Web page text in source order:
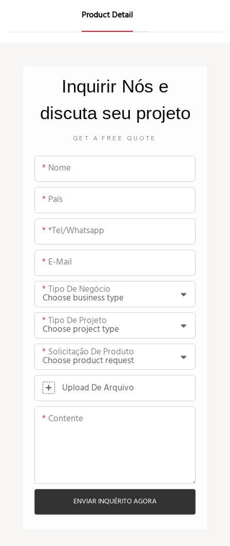
Product Detail
Inquirir Nós e
discuta seu projeto
GET A FREE QUOTE
Nome
País
*tel/whatsapp
E-Mail
Tipo De Negócio
Tipo De Projeto
Solicitação De Produto
Upload De Arquivo
Contente
ENVIAR INQUÉRITO AGORA